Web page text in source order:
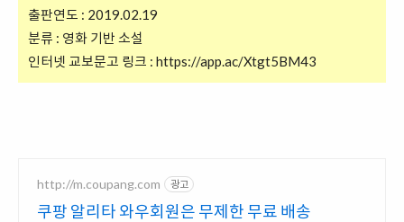
출판연도 : 2019.02.19
분류 : 영화 기반 소설
인터넷 교보문고 링크 : https://app.ac/Xtgt5BM43
http://m.coupang.com 광고
쿠팡 알리타 와우회원은 무제한 무료 배송